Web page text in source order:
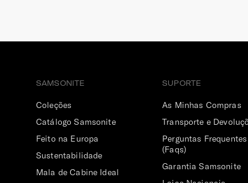
SAMSONITE
Coleções
Catálogo Samsonite
Feito na Europa
Sustentabilidade
Mala de Cabine Ideal
SUPORTE
As Minhas Compras
Transporte e
Perguntas Frequentes
(Faqs)
Garantia Samsonite